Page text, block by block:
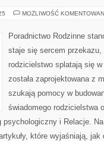
MOŻLIWOŚĆ
Poradnictwo Rodzinne
staje się sercem
rodzicielstwo splatają się
została zaprojektowana z
szukają pomocy w
świadomego rodzicielstwa
i Relacje.
które wyjaśniają,